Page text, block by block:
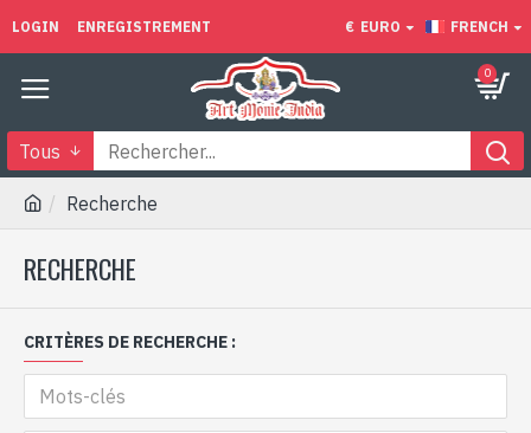
LOGIN ENREGISTREMENT € EURO FRENCH
0
Tous
Recherche
RECHERCHE
CRITÈRES DE RECHERCHE :